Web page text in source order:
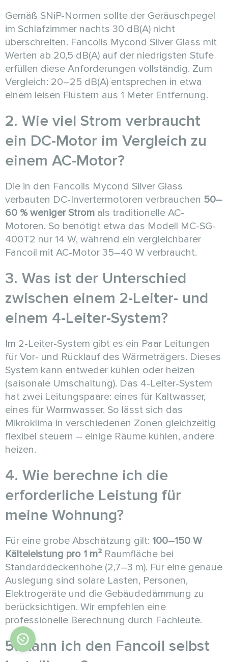
Gemäß SNiP-Normen sollte der Geräuschpegel
im Schlafzimmer nachts 30 dB(A) nicht
überschreiten. Fancoils Mycond Silver Glass mit
Werten ab 20,5 dB(A) auf der niedrigsten Stufe
erfüllen diese Anforderungen vollständig. Zum
Vergleich: 20–25 dB(A) entsprechen in etwa
einem leisen Flüstern aus 1 Meter Entfernung.
2. Wie viel Strom verbraucht
ein DC-Motor im Vergleich zu
einem AC-Motor?
Die in den Fancoils Mycond Silver Glass
verbauten DC-Invertermotoren verbrauchen 50–
60 % weniger Strom als traditionelle AC-
Motoren. So benötigt etwa das Modell MC-SG-
400T2 nur 14 W, während ein vergleichbarer
Fancoil mit AC-Motor 35–40 W verbraucht.
3. Was ist der Unterschied
zwischen einem 2-Leiter- und
einem 4-Leiter-System?
Im 2-Leiter-System gibt es ein Paar Leitungen
für Vor- und Rücklauf des Wärmeträgers. Dieses
System kann entweder kühlen oder heizen
(saisonale Umschaltung). Das 4-Leiter-System
hat zwei Leitungspaare: eines für Kaltwasser,
eines für Warmwasser. So lässt sich das
Mikroklima in verschiedenen Zonen gleichzeitig
flexibel steuern – einige Räume kühlen, andere
heizen.
4. Wie berechne ich die
erforderliche Leistung für
meine Wohnung?
Für eine grobe Abschätzung gilt: 100–150 W
Kälteleistung pro 1 m² Raumfläche bei
Standarddeckenhöhe (2,7–3 m). Für eine genaue
Auslegung sind solare Lasten, Personen,
Elektrogeräte und die Gebäudedämmung zu
berücksichtigen. Wir empfehlen eine
professionelle Berechnung durch Fachleute.
5. Kann ich den Fancoil selbst